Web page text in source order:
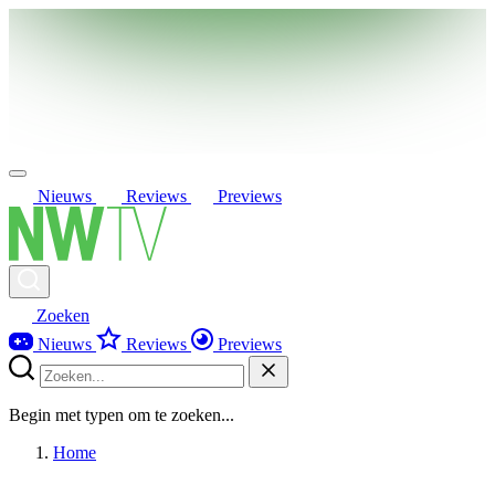
Nieuws Reviews Previews
Zoeken
Nieuws
Reviews Previews
Begin met typen om te zoeken...
Home